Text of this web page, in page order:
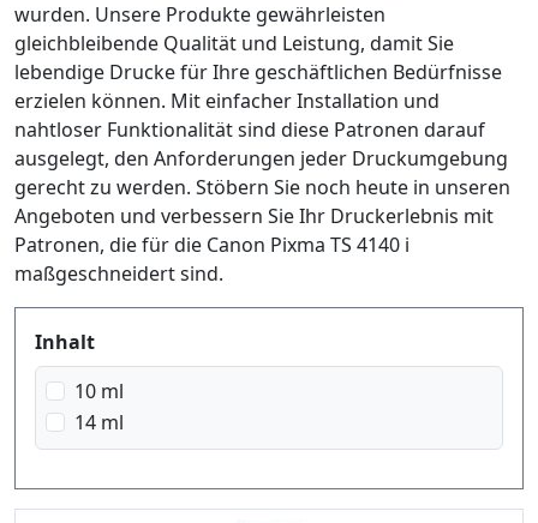
wurden. Unsere Produkte gewährleisten
gleichbleibende Qualität und Leistung, damit Sie
lebendige Drucke für Ihre geschäftlichen Bedürfnisse
erzielen können. Mit einfacher Installation und
nahtloser Funktionalität sind diese Patronen darauf
ausgelegt, den Anforderungen jeder Druckumgebung
gerecht zu werden. Stöbern Sie noch heute in unseren
Angeboten und verbessern Sie Ihr Druckerlebnis mit
Patronen, die für die Canon Pixma TS 4140 i
maßgeschneidert sind.
Produktfilter
Inhalt
10 ml
14 ml